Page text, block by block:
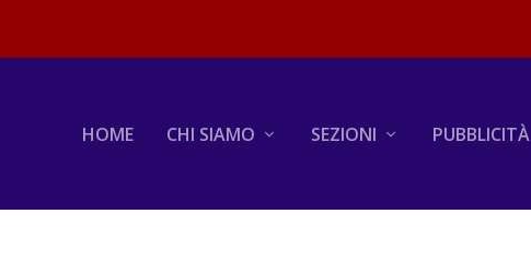
HOME CHI SIAMO SEZIONI PUBBLICITÀ